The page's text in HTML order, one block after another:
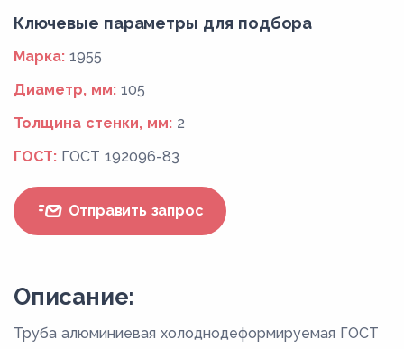
Ключевые параметры для подбора
Марка: 1955
Диаметр, мм: 105
Толщина стенки, мм: 2
ГОСТ: ГОСТ 192096-83
Отправить запрос
Описание:
Труба алюминиевая холоднодеформируемая ГОСТ